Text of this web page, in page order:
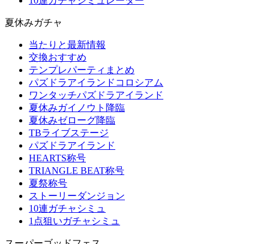
夏休みガチャ
当たりと最新情報
交換おすすめ
テンプレパーティまとめ
パズドラアイランドコロシアム
ワンタッチパズドラアイランド
夏休みガイノウト降臨
夏休みゼローグ降臨
TBライブステージ
パズドラアイランド
HEARTS称号
TRIANGLE BEAT称号
夏祭称号
ストーリーダンジョン
10連ガチャシミュ
1点狙いガチャシミュ